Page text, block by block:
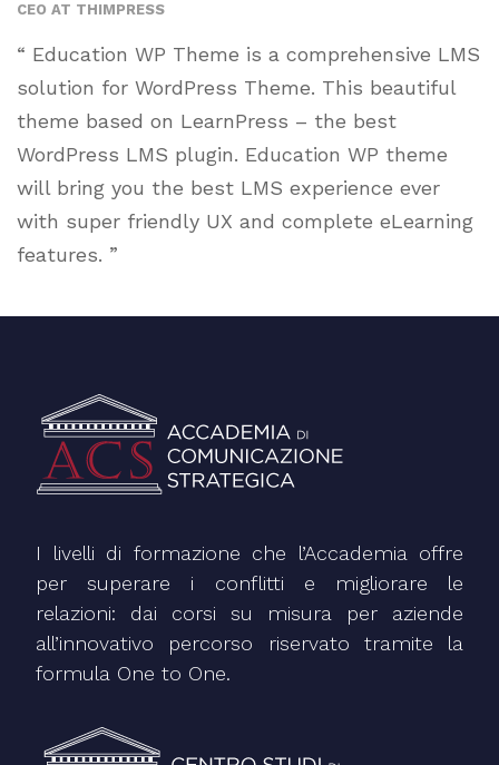
CEO AT THIMPRESS
“ Education WP Theme is a comprehensive LMS
solution for WordPress Theme. This beautiful
theme based on LearnPress – the best
WordPress LMS plugin. Education WP theme
will bring you the best LMS experience ever
with super friendly UX and complete eLearning
features. ”
I livelli di formazione che l’Accademia offre
per superare i conflitti e migliorare le
relazioni: dai corsi su misura per aziende
all’innovativo percorso riservato tramite la
formula One to One.